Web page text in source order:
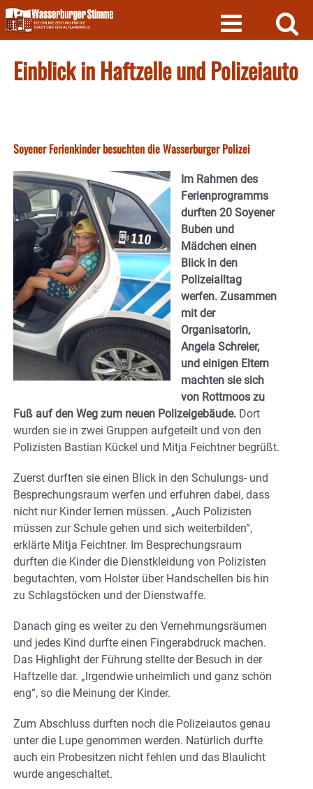
Skip
to
content
Einblick in Haftzelle und Polizeiauto
Soyener Ferienkinder besuchten die Wasserburger Polizei
Im Rahmen des
Ferienprogramms
durften 20 Soyener
Buben und
Mädchen einen
Blick in den
Polizeialltag
werfen. Zusammen
mit der
Organisatorin,
Angela Schreier,
und einigen Eltern
machten sie sich
von Rottmoos zu
Fuß auf den Weg zum neuen Polizeigebäude. Dort
wurden sie in zwei Gruppen aufgeteilt und von den
Polizisten Bastian Kückel und Mitja Feichtner begrüßt.
Zuerst durften sie einen Blick in den Schulungs- und
Besprechungsraum werfen und erfuhren dabei, dass
nicht nur Kinder lernen müssen. „Auch Polizisten
müssen zur Schule gehen und sich weiterbilden“,
erklärte Mitja Feichtner. Im Besprechungsraum
durften die Kinder die Dienstkleidung von Polizisten
begutachten, vom Holster über Handschellen bis hin
zu Schlagstöcken und der Dienstwaffe.
Danach ging es weiter zu den Vernehmungsräumen
und jedes Kind durfte einen Fingerabdruck machen.
Das Highlight der Führung stellte der Besuch in der
Haftzelle dar. „Irgendwie unheimlich und ganz schön
eng“, so die Meinung der Kinder.
Zum Abschluss durften noch die Polizeiautos genau
unter die Lupe genommen werden. Natürlich durfte
auch ein Probesitzen nicht fehlen und das Blaulicht
wurde angeschaltet.